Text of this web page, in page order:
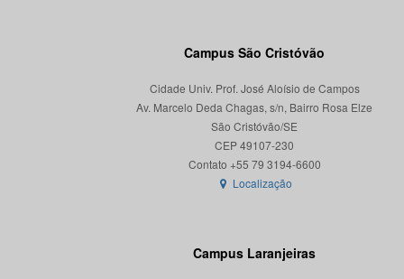
Campus São Cristóvão
Cidade Univ. Prof. José Aloísio de Campos
Av. Marcelo Deda Chagas, s/n, Bairro Rosa Elze
São Cristóvão/SE
CEP 49107-230
Localização
Campus Laranjeiras